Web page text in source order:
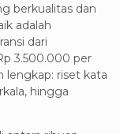
berkualitas dan
adalah
dari
3.500.000 per
lengkap: riset kata
hingga